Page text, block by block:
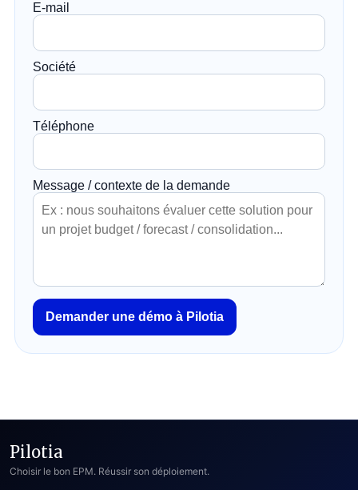
E-mail
Société
Téléphone
Message / contexte de la demande
Demander une démo à Pilotia
Pilotia
Choisir le bon EPM. Réussir son déploiement.